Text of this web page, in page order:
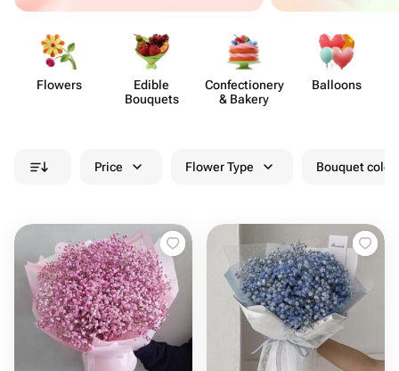
Flowers
Edible
Bouquets
Confect​ionery
& Bakery
Balloons
Price Flower Type Bouquet